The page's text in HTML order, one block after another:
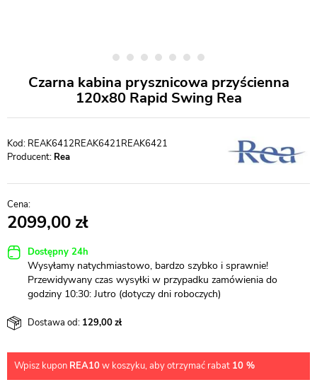
Czarna kabina prysznicowa przyścienna
120x80 Rapid Swing Rea
REAK6412REAK6421REAK6421
Producent: Rea
2099,00
Dostępny 24h
Wysyłamy natychmiastowo, bardzo szybko i sprawnie!
Przewidywany czas wysyłki w przypadku zamówienia do
godziny 10:30: Jutro (dotyczy dni roboczych)
Dostawa od: 129,00
Wpisz kupon REA10w koszyku, aby otrzymać rabat 10 %